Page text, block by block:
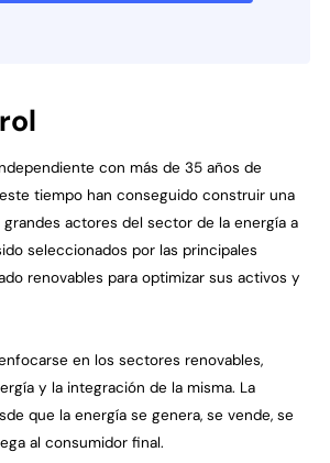
con más de 35 años de
tiempo han conseguido construir una
actores del sector de la energía a
seleccionados por las principales
renovables para optimizar sus activos y
en los sectores renovables,
y la integración de la misma. La
que la energía se genera, se vende, se
al consumidor final.